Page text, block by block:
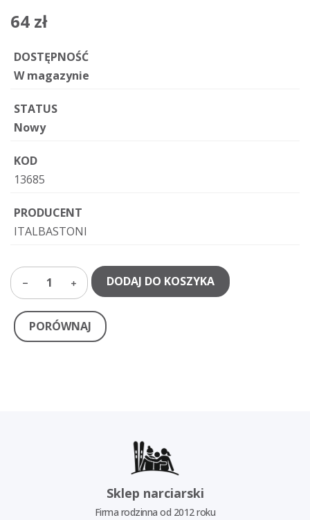
64 zł
DOSTĘPNOŚĆ
W magazynie
STATUS
Nowy
KOD
13685
PRODUCENT
ITALBASTONI
1 DODAJ DO KOSZYKA
PORÓWNAJ
Sklep narciarski
Firma rodzinna od 2012 roku